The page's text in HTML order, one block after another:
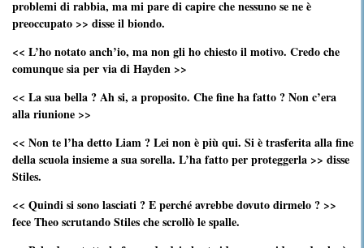
problemi di rabbia, ma mi pare di capire che nessuno se ne è
preoccupato >> disse il biondo.
<< L’ho notato anch’io, ma non gli ho chiesto il motivo. Credo che
comunque sia per via di Hayden >>
<< La sua bella ? Ah si, a proposito. Che fine ha fatto ? Non c’era
alla riunione >>
<< Non te l’ha detto Liam ? Lei non è più qui. Si è trasferita alla fine
della scuola insieme a sua sorella. L’ha fatto per proteggerla >> disse
Stiles.
<< Quindi si sono lasciati ? E perché avrebbe dovuto dirmelo ? >>
fece Theo scrutando Stiles che scrollò le spalle.